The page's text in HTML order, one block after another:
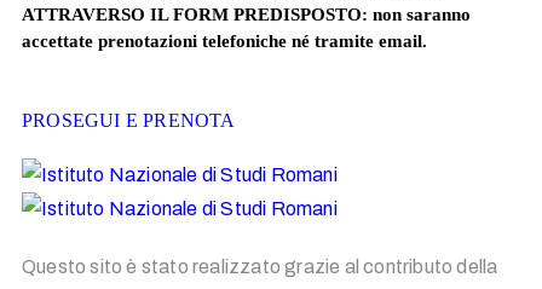
ATTRAVERSO IL FORM PREDISPOSTO: non saranno
accettate prenotazioni telefoniche né tramite email.
PROSEGUI E PRENOTA
Questo sito è stato realizzato grazie al contributo della